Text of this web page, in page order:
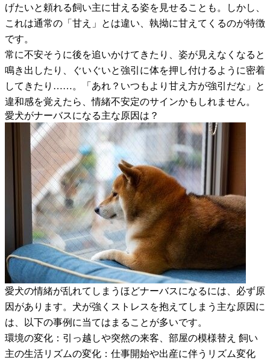
げたいと頼れる飼い主に甘える姿を見せることも。しかし、
これは通常の「甘え」とは違い、執拗に甘えてくるのが特徴
です。
常に不安そうに後を追いかけてきたり、姿が見えなくなると
鳴き出したり、ぐいぐいと強引に体を押し付けるように密着
してきたり……。「あれ？いつもより甘え方が強引だな」と
違和感を覚えたら、情緒不安定のサインかもしれません。
愛犬がナーバスになる主な原因は？
愛犬の情緒が乱れてしまうほどナーバスになるには、必ず原
因があります。犬が強くストレスを抱えてしまう主な原因に
は、以下の事例に当てはまることが多いです。
環境の変化：引っ越しや突然の来客、部屋の模様替え 飼い
主の生活リズムの変化：仕事開始や出産に伴うリズム変化